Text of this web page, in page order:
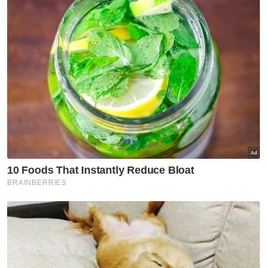
menjayakan misi nasional ini membentuk
negara dan masyarakat yang berintegriti.
NOTA:
Muhammad Ariff Asyrul Adnan, Pensyarah
Fakulti Sains Pentadbiran dan Pengajian
Polisi (FSPPP), UiTM Pahang.
Haris Zuan, Felo Penyelidik, Institut Kajian
Malaysia dan Antarabangsa (IKMAS), UKM.
Kedua-dua penulis merupakan ahli NARATIF
Artikel ini merupakan kerjasama dan
sokongan Kaukus Ahli Parlimen Muda Dewan
Rakyat.